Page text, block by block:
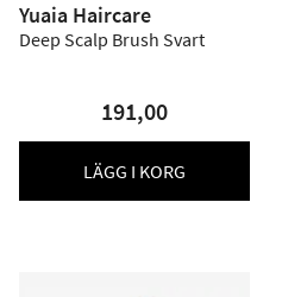
Yuaia Haircare
Deep Scalp Brush Svart
191,00
LÄGG I KORG